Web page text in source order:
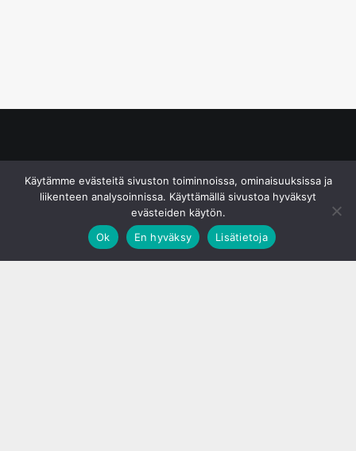
Käytämme evästeitä sivuston toiminnoissa, ominaisuuksissa ja
liikenteen analysoinnissa. Käyttämällä sivustoa hyväksyt
evästeiden käytön.
Ok
En hyväksy Lisätietoja